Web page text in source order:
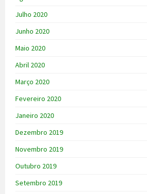
Julho 2020
Junho 2020
Maio 2020
Abril 2020
Março 2020
Fevereiro 2020
Janeiro 2020
Dezembro 2019
Novembro 2019
Outubro 2019
Setembro 2019